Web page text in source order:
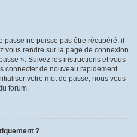
passe ne puisse pas être récupéré, il
vous rendre sur la page de connexion
». Suivez les instructions et vous
connecter de nouveau rapidement.
votre mot de passe, nous vous
forum.
?